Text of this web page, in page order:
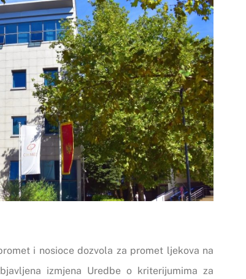
i nosioce dozvola za promet ljekova na
izmjena Uredbe o kriterijumima za